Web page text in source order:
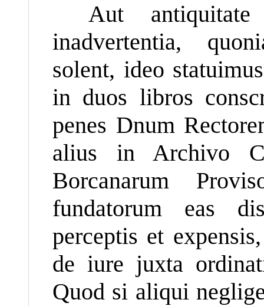
Aut
inadvertentia,
solent, ideo
in duos libros
penes Dnum
alius in Archivo
Borcanarum
fundatorum eas
perceptis et
de iure juxta
Quod si aliqui